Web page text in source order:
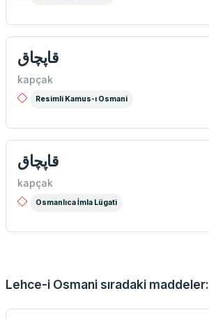
قاپچاق
kapçak
Resimli Kamus-ı Osmani
قاپچاق
kapçak
Osmanlıca İmla Lügati
Lehce-i Osmani sıradaki maddeler: